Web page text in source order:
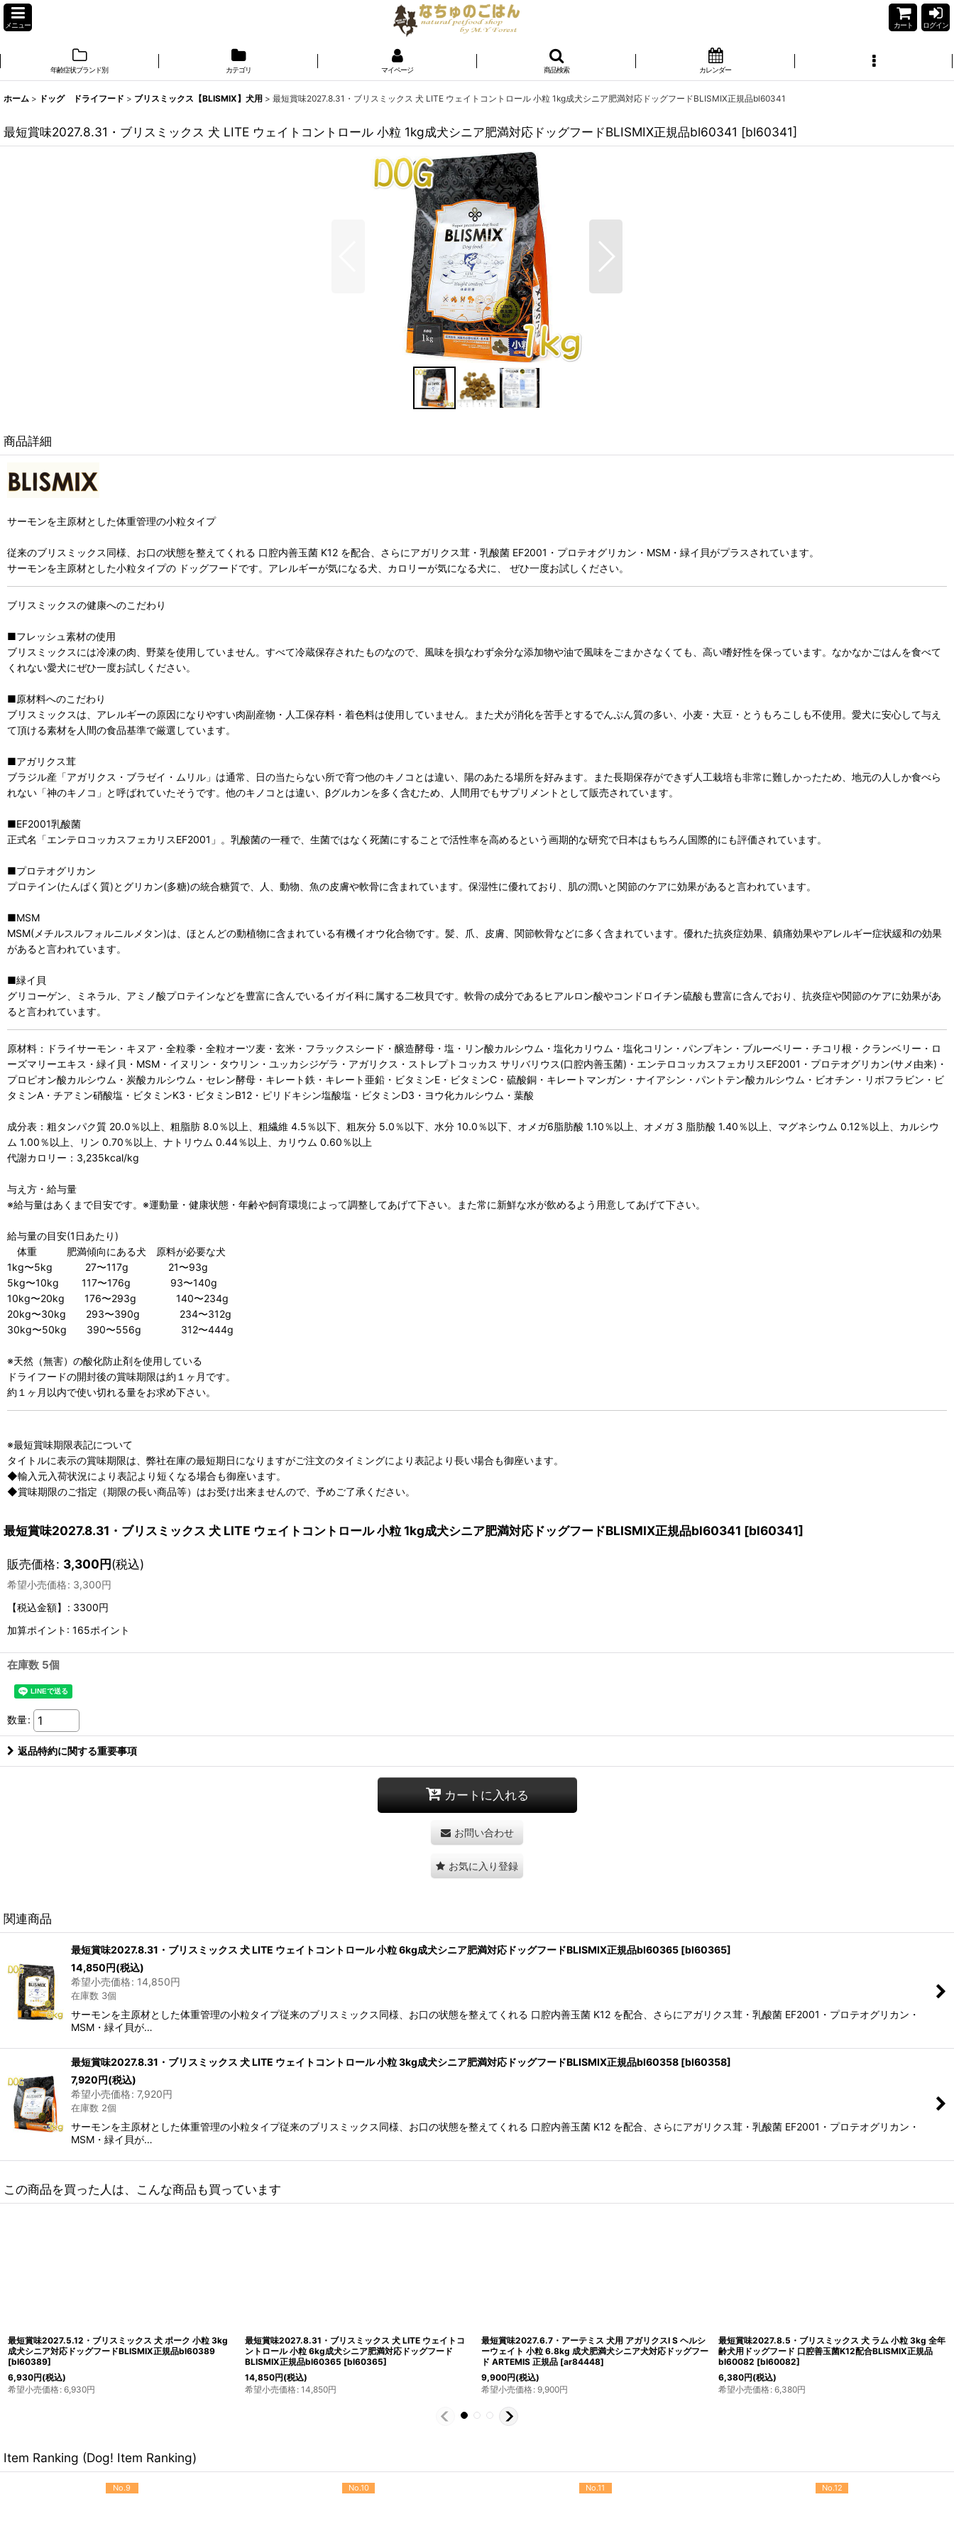
メニュー カート ログイン
年齢症状ブランド別 カテゴリ マイページ 商品検索 カレンダー
ホーム > ドッグ ドライフード > ブリスミックス【BLISMIX】犬用 > 最短賞味2027.8.31・ブリスミックス 犬 LITE ウェイトコントロール 小粒 1kg成犬シニア肥満対応ドッグフードBLISMIX正規品bl60341
最短賞味2027.8.31・ブリスミックス 犬 LITE ウェイトコントロール 小粒 1kg成犬シニア肥満対応ドッグフードBLISMIX正規品bl60341 [bl60341]
商品詳細
サーモンを主原材とした体重管理の小粒タイプ
従来のブリスミックス同様、お口の状態を整えてくれる 口腔内善玉菌 K12 を配合、さらにアガリクス茸・乳酸菌 EF2001・プロテオグリカン・MSM・緑イ貝がプラスされています。
サーモンを主原材とした小粒タイプの ドッグフードです。アレルギーが気になる犬、カロリーが気になる犬に、 ぜひ一度お試しください。
ブリスミックスの健康へのこだわり
■フレッシュ素材の使用
ブリスミックスには冷凍の肉、野菜を使用していません。すべて冷蔵保存されたものなので、風味を損なわず余分な添加物や油で風味をごまかさなくても、高い嗜好性を保っています。なかなかごはんを食べて
くれない愛犬にぜひ一度お試しください。
■原材料へのこだわり
ブリスミックスは、アレルギーの原因になりやすい肉副産物・人工保存料・着色料は使用していません。また犬が消化を苦手とするでんぷん質の多い、小麦・大豆・とうもろこしも不使用。愛犬に安心して与え
て頂ける素材を人間の食品基準で厳選しています。
■アガリクス茸
ブラジル産「アガリクス・ブラゼイ・ムリル」は通常、日の当たらない所で育つ他のキノコとは違い、陽のあたる場所を好みます。また長期保存ができず人工栽培も非常に難しかったため、地元の人しか食べら
れない「神のキノコ」と呼ばれていたそうです。他のキノコとは違い、βグルカンを多く含むため、人間用でもサプリメントとして販売されています。
■EF2001乳酸菌
正式名「エンテロコッカスフェカリスEF2001」。乳酸菌の一種で、生菌ではなく死菌にすることで活性率を高めるという画期的な研究で日本はもちろん国際的にも評価されています。
■プロテオグリカン
プロテイン(たんぱく質)とグリカン(多糖)の統合糖質で、人、動物、魚の皮膚や軟骨に含まれています。保湿性に優れており、肌の潤いと関節のケアに効果があると言われています。
■MSM
MSM(メチルスルフォルニルメタン)は、ほとんどの動植物に含まれている有機イオウ化合物です。髪、爪、皮膚、関節軟骨などに多く含まれています。優れた抗炎症効果、鎮痛効果やアレルギー症状緩和の効果
があると言われています。
■緑イ貝
グリコーゲン、ミネラル、アミノ酸プロテインなどを豊富に含んでいるイガイ科に属する二枚貝です。軟骨の成分であるヒアルロン酸やコンドロイチン硫酸も豊富に含んでおり、抗炎症や関節のケアに効果があ
ると言われています。
原材料：ドライサーモン・キヌア・全粒黍・全粒オーツ麦・玄米・フラックスシード・醸造酵母・塩・リン酸カルシウム・塩化カリウム・塩化コリン・パンプキン・ブルーベリー・チコリ根・クランベリー・ロ
ーズマリーエキス・緑イ貝・MSM・イヌリン・タウリン・ユッカシジゲラ・アガリクス・ストレプトコッカス サリバリウス(口腔内善玉菌)・エンテロコッカスフェカリスEF2001・プロテオグリカン(サメ由来)・
プロピオン酸カルシウム・炭酸カルシウム・セレン酵母・キレート鉄・キレート亜鉛・ビタミンE・ビタミンC・硫酸銅・キレートマンガン・ナイアシン・パントテン酸カルシウム・ビオチン・リボフラビン・ビ
タミンA・チアミン硝酸塩・ビタミンK3・ビタミンB12・ピリドキシン塩酸塩・ビタミンD3・ヨウ化カルシウム・葉酸
成分表：粗タンパク質 20.0％以上、粗脂肪 8.0％以上、粗繊維 4.5％以下、粗灰分 5.0％以下、水分 10.0％以下、オメガ6脂肪酸 1.10％以上、オメガ 3 脂肪酸 1.40％以上、マグネシウム 0.12％以上、カルシウ
ム 1.00％以上、リン 0.70％以上、ナトリウム 0.44％以上、カリウム 0.60％以上
代謝カロリー：3,235kcal/kg
与え方・給与量
※給与量はあくまで目安です。※運動量・健康状態・年齢や飼育環境によって調整してあげて下さい。また常に新鮮な水が飲めるよう用意してあげて下さい。
給与量の目安(1日あたり)
体重 肥満傾向にある犬 原料が必要な犬
1kg〜5kg 27〜117g 21〜93g
5kg〜10kg 117〜176g 93〜140g
10kg〜20kg 176〜293g 140〜234g
20kg〜30kg 293〜390g 234〜312g
30kg〜50kg 390〜556g 312〜444g
※天然（無害）の酸化防止剤を使用している
ドライフードの開封後の賞味期限は約１ヶ月です。
約１ヶ月以内で使い切れる量をお求め下さい。
※最短賞味期限表記について
タイトルに表示の賞味期限は、弊社在庫の最短期日になりますがご注文のタイミングにより表記より長い場合も御座います。
◆輸入元入荷状況により表記より短くなる場合も御座います。
◆賞味期限のご指定（期限の長い商品等）はお受け出来ませんので、予めご了承ください。
最短賞味2027.8.31・ブリスミックス 犬 LITE ウェイトコントロール 小粒 1kg成犬シニア肥満対応ドッグフードBLISMIX正規品bl60341 [bl60341]
販売価格: 3,300円(税込)
希望小売価格: 3,300円
【税込金額】
: 3300円
加算ポイント: 165ポイント
在庫数 5個
数量:
返品特約に関する重要事項
カートに入れる
お問い合わせ
お気に入り登録
関連商品
最短賞味2027.8.31・ブリスミックス 犬 LITE ウェイトコントロール 小粒 6kg成犬シニア肥満対応ドッグフードBLISMIX正規品bl60365 [bl60365]
14,850円(税込)
希望小売価格: 14,850円
在庫数 3個
サーモンを主原材とした体重管理の小粒タイプ従来のブリスミックス同様、お口の状態を整えてくれる 口腔内善玉菌 K12 を配合、さらにアガリクス茸・乳酸菌 EF2001・プロテオグリカン・
MSM・緑イ貝が…
最短賞味2027.8.31・ブリスミックス 犬 LITE ウェイトコントロール 小粒 3kg成犬シニア肥満対応ドッグフードBLISMIX正規品bl60358 [bl60358]
7,920円(税込)
希望小売価格: 7,920円
在庫数 2個
サーモンを主原材とした体重管理の小粒タイプ従来のブリスミックス同様、お口の状態を整えてくれる 口腔内善玉菌 K12 を配合、さらにアガリクス茸・乳酸菌 EF2001・プロテオグリカン・
MSM・緑イ貝が…
この商品を買った人は、こんな商品も買っています
最短賞味2027.5.12・ブリスミックス 犬 ポーク 小粒 3kg
成犬シニア対応ドッグフードBLISMIX正規品bl60389
[bl60389]
6,930円(税込)
希望小売価格: 6,930円
最短賞味2027.8.31・ブリスミックス 犬 LITE ウェイトコ
ントロール 小粒 6kg成犬シニア肥満対応ドッグフード
BLISMIX正規品bl60365 [bl60365]
14,850円(税込)
希望小売価格: 14,850円
最短賞味2027.6.7・アーテミス 犬用 アガリクスI S ヘルシ
ーウェイト 小粒 6.8kg 成犬肥満犬シニア犬対応ドッグフー
ド ARTEMIS 正規品 [ar84448]
9,900円(税込)
希望小売価格: 9,900円
最短賞味2027.8.5・ブリスミックス 犬 ラム 小粒 3kg 全年
齢犬用ドッグフード 口腔善玉菌K12配合BLISMIX正規品
bl60082 [bl60082]
6,380円(税込)
希望小売価格: 6,380円
Item Ranking (Dog! Item Ranking)
No.9 No.10 No.11 No.12